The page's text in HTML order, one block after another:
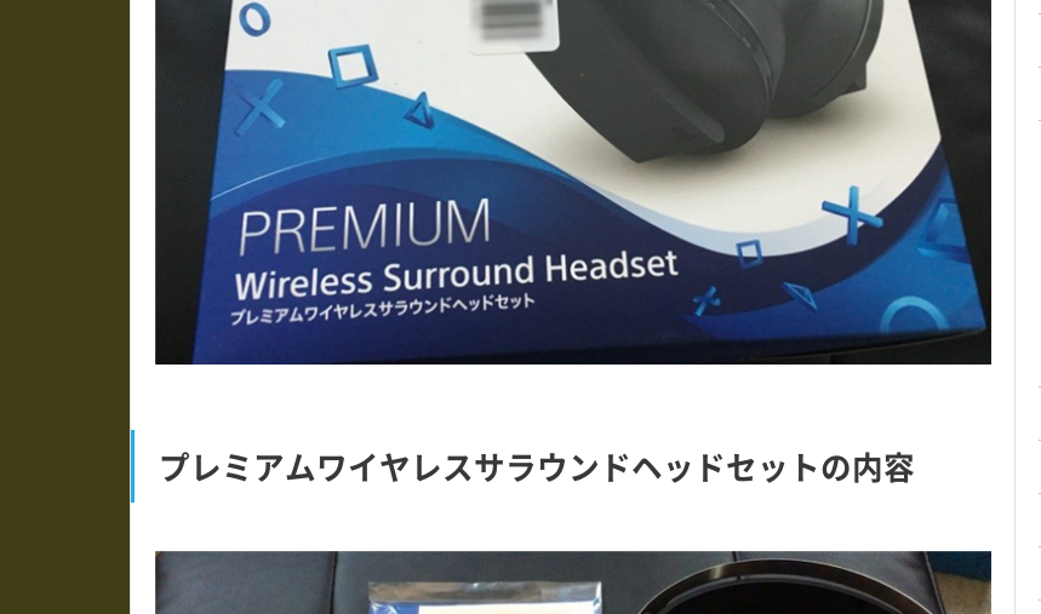
プレミアムワイヤレスサラウンドヘッドセットの内容